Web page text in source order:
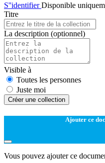
S''identifierDisponible
Titre
La description (optionnel)
Visible à
Toutes les personnes
Juste moi
Créer une collection
Ajouter ce
Vous pouvez ajouter ce